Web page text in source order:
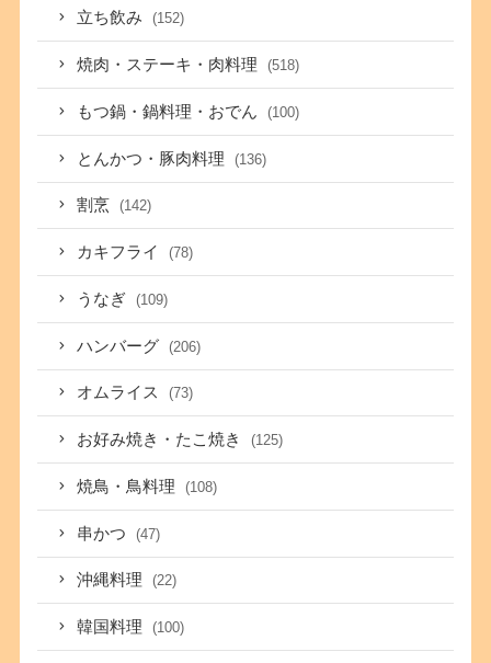
立ち飲み (152)
焼肉・ステーキ・肉料理 (518)
もつ鍋・鍋料理・おでん (100)
とんかつ・豚肉料理 (136)
割烹 (142)
カキフライ (78)
うなぎ (109)
ハンバーグ (206)
オムライス (73)
お好み焼き・たこ焼き (125)
焼鳥・鳥料理 (108)
串かつ (47)
沖縄料理 (22)
韓国料理 (100)